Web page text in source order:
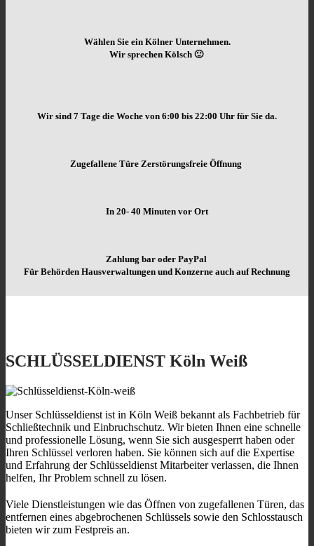
Wählen Sie ein Kölner Unternehmen.
Wir sprechen Kölsch 🙂
Wir sind 7 Tage die Woche von 6:00 bis 22:00 Uhr für Sie da.
Zugefallene Türe Zerstörungsfreie Öffnung
In 20- 40 Minuten vor Ort
Zahlung bar oder PayPal
Für Behörden Hausverwaltungen und Konzerne auch auf Rechnung
SCHLÜSSELDIENST Köln Weiß
Unser Schlüsseldienst ist in Köln Weiß bekannt als Fachbetrieb für
Schließtechnik und Einbruchschutz. Wir bieten Ihnen eine schnelle
und professionelle Lösung, wenn Sie sich ausgesperrt haben oder
Ihren Schlüssel verloren haben. Sie können sich auf die Expertise
und Erfahrung der Schlüsseldienst Mitarbeiter verlassen, die Ihnen
helfen, Ihr Problem schnell zu lösen.
Viele Dienstleistungen wie das Öffnen von zugefallenen Türen, das
entfernen eines abgebrochenen Schlüssels sowie den Schlosstausch
bieten wir zum Festpreis an.